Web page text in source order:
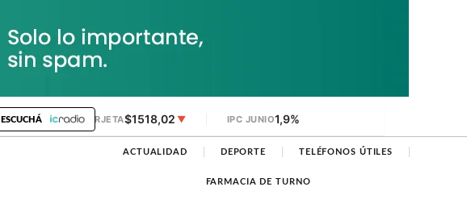
▼ DÓLAR TARJETA$1518,02 ▼ IPC JUNIO1,9%
ESCUCHÁ
ACTUALIDAD DEPORTE TELÉFONOS ÚTILES
FARMACIA DE TURNO